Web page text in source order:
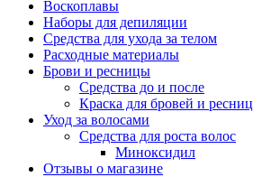
Воскоплавы
Наборы для депиляции
Средства для ухода за телом
Расходные материалы
Брови и ресницы
Средства до и после
Краска для бровей и ресниц
Уход за волосами
Средства для роста волос
Миноксидил
Отзывы о магазине